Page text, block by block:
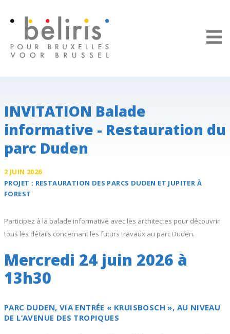
INVITATION Balade
informative - Restauration du
parc Duden
2 JUIN 2026
PROJET : RESTAURATION DES PARCS DUDEN ET JUPITER À
FOREST
Participez à la balade informative avec les architectes pour découvrir
tous les détails concernant les futurs travaux au parc Duden.
Mercredi 24 juin 2026 à
13h30
PARC DUDEN, VIA ENTRÉE « KRUISBOSCH », AU NIVEAU
DE L’AVENUE DES TROPIQUES